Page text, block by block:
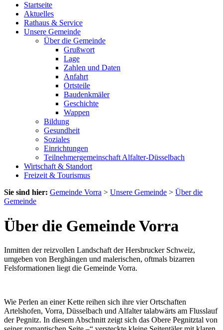
Startseite
Aktuelles
Rathaus & Service
Unsere Gemeinde
Über die Gemeinde
Grußwort
Lage
Zahlen und Daten
Anfahrt
Ortsteile
Baudenkmäler
Geschichte
Wappen
Bildung
Gesundheit
Soziales
Einrichtungen
Teilnehmergemeinschaft Alfalter-Düsselbach
Wirtschaft & Standort
Freizeit & Tourismus
Sie sind hier: Gemeinde Vorra > Unsere Gemeinde > Über die
Gemeinde
Über die Gemeinde Vorra
Inmitten der reizvollen Landschaft der Hersbrucker Schweiz,
umgeben von Berghängen und malerischen, oftmals bizarren
Felsformationen liegt die Gemeinde Vorra.
Wie Perlen an einer Kette reihen sich ihre vier Ortschaften
Artelshofen, Vorra, Düsselbach und Alfalter talabwärts am Flusslauf
der Pegnitz. In diesem Abschnitt zeigt sich das Obere Pegnitztal von